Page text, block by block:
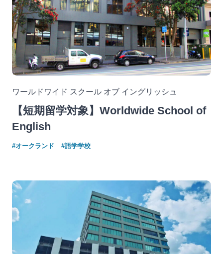
ワールドワイド スクール オブ イングリッシュ
【短期留学対象】Worldwide School of
English
#オークランド #語学学校